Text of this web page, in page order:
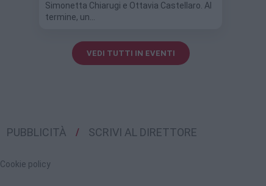
Simonetta Chiarugi e Ottavia Castellaro. Al
termine, un…
VEDI TUTTI IN EVENTI
PUBBLICITÀ SCRIVI AL DIRETTORE
Cookie policy